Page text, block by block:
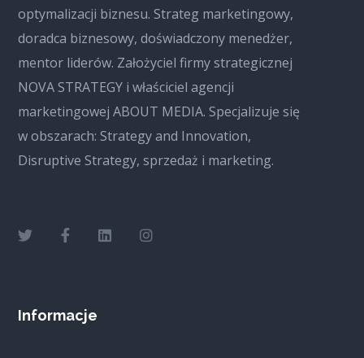
optymalizacji biznesu. Strateg marketingowy,
doradca biznesowy, doświadczony menedżer,
mentor liderów. Założyciel firmy strategicznej
NOVA STRATEGY i właściciel agencji
marketingowej ABOUT MEDIA. Specjalizuje się
w obszarach: Strategy and Innovation,
Disruptive Strategy, sprzedaż i marketing.
Informacje